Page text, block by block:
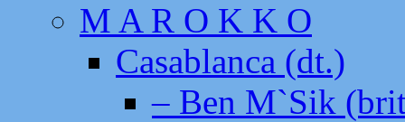
M A R O K K O
Casablanca (dt.)
– Ben M`Sik